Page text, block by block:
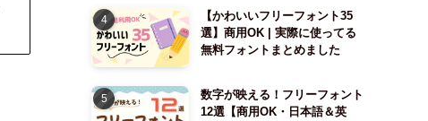
【かわいいフリーフォント35
選】商用OK | 実際に使ってる
無料フォントまとめました
数字が映える！フリーフォント
12選【商用OK・日本語＆英